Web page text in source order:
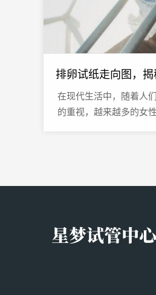
在现代生活中，随着人
的重视，越来越多的女